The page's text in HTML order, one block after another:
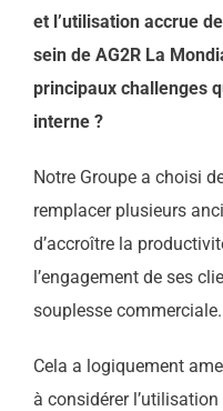
et l’utilisation accrue
sein de AG2R La
principaux challenges
interne ?
Notre Groupe a choisi
remplacer plusieurs
d’accroître la
l’engagement de ses
souplesse commerciale.
Cela a logiquement
à considérer